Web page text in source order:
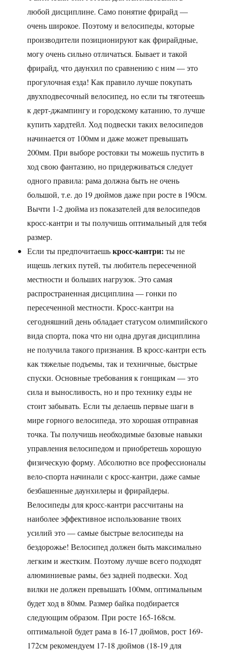
любой дисциплине. Само понятие фрирайд —
очень широкое. Поэтому и велосипеды, которые
производители позиционируют как фрирайдные,
могу очень сильно отличаться. Бывает и такой
фрирайд, что даунхил по сравнению с ним — это
прогулочная езда! Как правило лучше покупать
двухподвесочный велосипед, но если ты тяготеешь
к дерт-джампингу и городскому катанию, то лучше
купить хардтейл. Ход подвески таких велосипедов
начинается от 100мм и даже может превышать
200мм. При выборе ростовки ты можешь пустить в
ход свою фантазию, но придерживаться следует
одного правила: рама должна быть не очень
большой, т.е. до 19 дюймов даже при росте в 190см.
Вычти 1-2 дюйма из показателей для велосипедов
кросс-кантри и ты получишь оптимальный для тебя
размер.
Если ты предпочитаешькросс-кантри: ты не
ищешь легких путей, ты любитель пересеченной
местности и больших нагрузок. Это самая
распространенная дисциплина — гонки по
пересеченной местности. Кросс-кантри на
сегодняшний день обладает статусом олимпийского
вида спорта, пока что ни одна другая дисциплина
не получила такого признания. В кросс-кантри есть
как тяжелые подъемы, так и техничные, быстрые
спуски. Основные требования к гонщикам — это
сила и выносливость, но и про технику езды не
стоит забывать. Если ты делаешь первые шаги в
мире горного велосипеда, это хорошая отправная
точка. Ты получишь необходимые базовые навыки
управления велосипедом и приобретешь хорошую
физическую форму. Абсолютно все профессионалы
вело-спорта начинали с кросс-кантри, даже самые
безбашенные даунхилеры и фрирайдеры.
Велосипеды для кросс-кантри рассчитаны на
наиболее эффективное использование твоих
усилий это — самые быстрые велосипеды на
бездорожье! Велосипед должен быть максимально
легким и жестким. Поэтому лучше всего подходят
алюминиевые рамы, без задней подвески. Ход
вилки не должен превышать 100мм, оптимальным
будет ход в 80мм. Размер байка подбирается
следующим образом. При росте 165-168см.
оптимальной будет рама в 16-17 дюймов, рост 169-
172см рекомендуем 17-18 дюймов (18-19 для